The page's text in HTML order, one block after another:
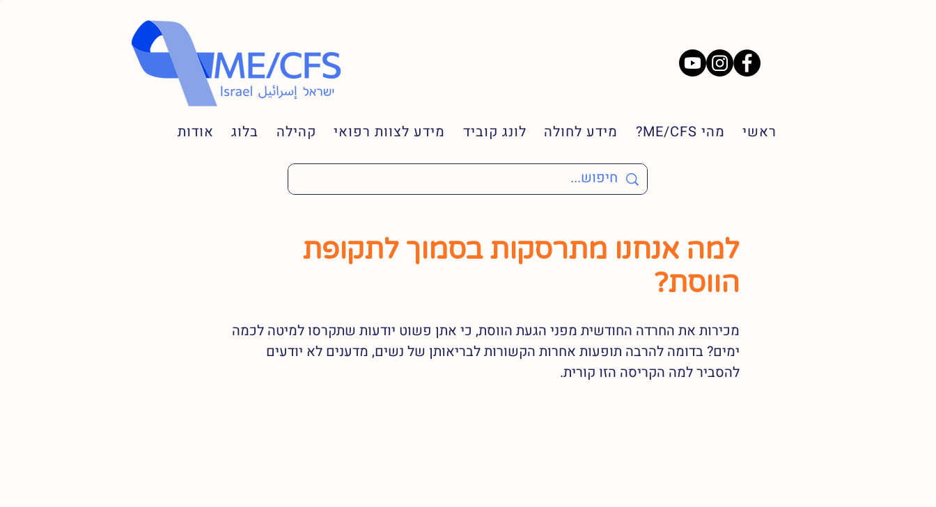
ראשי מהי ME/CFS? מידע לחולה לונג קוביד מידע לצוות רפואי קהילה בלוג אודות
למה אנחנו מתרסקות בסמוך לתקופת
הווסת?
מכירות את החרדה החודשית מפני הגעת הווסת, כי אתן פשוט יודעות שתקרסו למיטה לכמה
ימים? בדומה להרבה תופעות אחרות הקשורות לבריאותן של נשים, מדענים לא יודעים
להסביר למה הקריסה הזו קורית.